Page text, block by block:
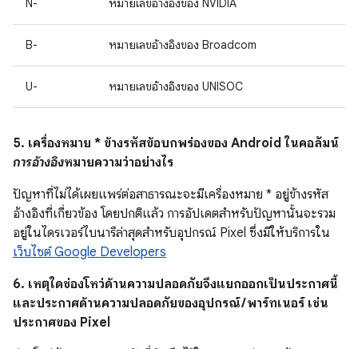
N- หมายเลขอ้างอิงของ NVIDIA
B- หมายเลขอ้างอิงของ Broadcom
U- หมายเลขอ้างอิงของ UNISOC
5. เครื่องหมาย * ข้างรหัสข้อบกพร่องของ Android ในคอลัมน์
การอ้างอิงหมายความว่าอย่างไร
ปัญหาที่ไม่ได้เผยแพร่ต่อสาธารณะจะมีเครื่องหมาย * อยู่ข้างรหัส
อ้างอิงที่เกี่ยวข้อง โดยปกติแล้ว การอัปเดตสำหรับปัญหานั้นจะรวม
อยู่ในไดรเวอร์ไบนารีล่าสุดสำหรับอุปกรณ์ Pixel ซึ่งมีให้บริการใน
เว็บไซต์ Google Developers
6. เหตุใดช่องโหว่ด้านความปลอดภัยจึงแยกออกเป็นประกาศนี้
และประกาศด้านความปลอดภัยของอุปกรณ์ / พาร์ทเนอร์ เช่น
ประกาศของ Pixel